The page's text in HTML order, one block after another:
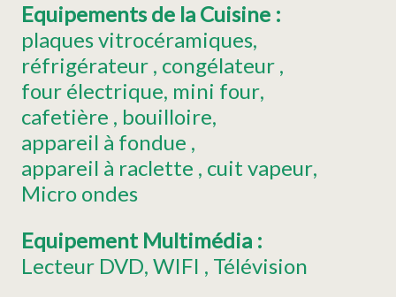
Equipements de la Cuisine :
plaques vitrocéramiques
réfrigérateur congélateur
four électrique mini four
cafetière
bouilloire
appareil à fondue
appareil à raclette cuit vapeur
Micro ondes
Equipement Multimédia :
Lecteur DVD WIFI
Télévision